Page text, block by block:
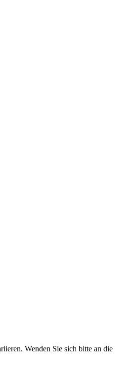
Wenden Sie sich bitte an die